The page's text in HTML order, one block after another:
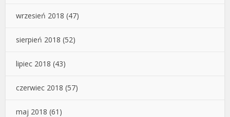
wrzesień 2018 (47)
sierpień 2018 (52)
lipiec 2018 (43)
czerwiec 2018 (57)
maj 2018 (61)